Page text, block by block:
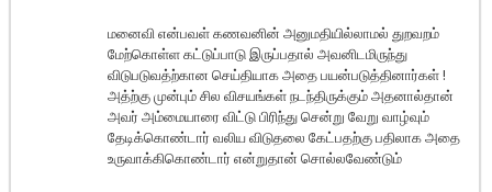
மனைவி என்பவள் கணவனின் அனுமதியில்லாமல் துறவறம்
மேற்கொள்ள கட்டுப்பாடு இருப்பதால் அவனிடமிருந்து
விடுபடுவத்ற்கான செய்தியாக அதை பயன்படுத்தினார்கள் !
அத்ற்கு முன்பும் சில விசயங்கள் நடந்திருக்கும் அதனால்தான்
அவர் அம்மையாரை விட்டு பிரிந்து சென்று வேறு வாழ்வும்
தேடிக்கொண்டார் வலிய விடுதலை கேட்பதற்கு பதிலாக அதை
உருவாக்கிகொண்டார் என்றுதான் சொல்லவேண்டும்